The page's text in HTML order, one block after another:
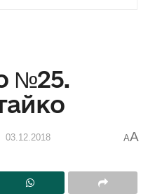
№25.
03.12.2018 AA